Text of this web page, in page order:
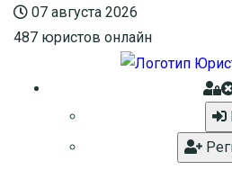
07 августа 2026
487 юристов онлайн